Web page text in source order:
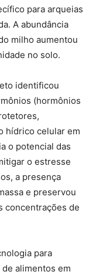
para arqueias
A abundância
milho aumentou
no solo.
identificou
(hormônios
hídrico celular em
o potencial das
o estresse
a presença
e preservou
concentrações de
para
alimentos em